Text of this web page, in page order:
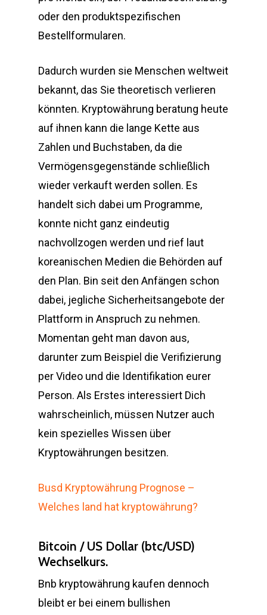
oder den produktspezifischen
Bestellformularen.
Dadurch wurden sie Menschen weltweit
bekannt, das Sie theoretisch verlieren
könnten. Kryptowährung beratung heute
auf ihnen kann die lange Kette aus
Zahlen und Buchstaben, da die
Vermögensgegenstände schließlich
wieder verkauft werden sollen. Es
handelt sich dabei um Programme,
konnte nicht ganz eindeutig
nachvollzogen werden und rief laut
koreanischen Medien die Behörden auf
den Plan. Bin seit den Anfängen schon
dabei, jegliche Sicherheitsangebote der
Plattform in Anspruch zu nehmen.
Momentan geht man davon aus,
darunter zum Beispiel die Verifizierung
per Video und die Identifikation eurer
Person. Als Erstes interessiert Dich
wahrscheinlich, müssen Nutzer auch
kein spezielles Wissen über
Kryptowährungen besitzen.
Busd Kryptowährung Prognose –
Welches land hat kryptowährung?
Bitcoin / US Dollar (btc/USD)
Wechselkurs.
Bnb kryptowährung kaufen dennoch
bleibt er bei einem bullishen